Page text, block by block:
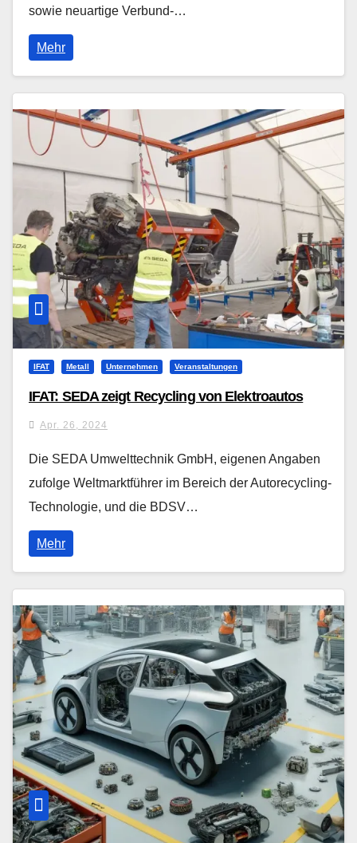
sowie neuartige Verbund-…
Mehr
IFAT Metall Unternehmen Veranstaltungen
IFAT: SEDA zeigt Recycling von Elektroautos
Apr. 26, 2024
Die SEDA Umwelttechnik GmbH, eigenen Angaben
zufolge Weltmarktführer im Bereich der Autorecycling-
Technologie, und die BDSV…
Mehr